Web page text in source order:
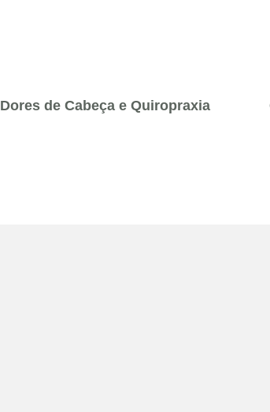
Dores de Cabeça e Quiropraxia